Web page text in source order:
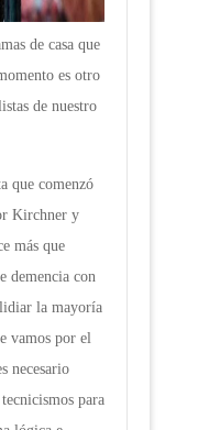
de casa que
es otro
de nuestro
que comenzó
Kirchner y
más que
demencia con
la mayoría
vamos por el
necesario
para